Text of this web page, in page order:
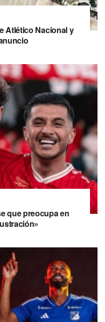
Atlético Nacional y
que preocupa en